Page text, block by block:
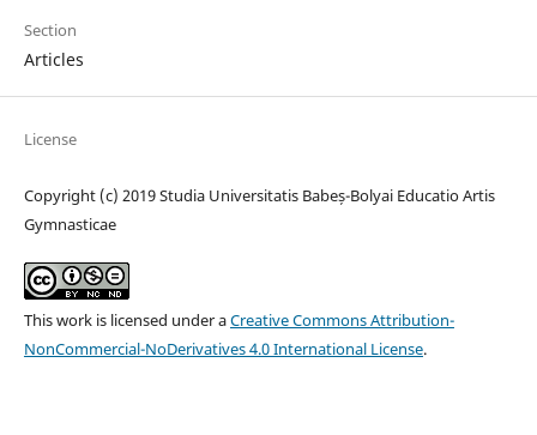
Section
Articles
License
Copyright (c) 2019 Studia Universitatis Babeș-Bolyai Educatio Artis
Gymnasticae
This work is licensed under aCreative Commons Attribution-
NonCommercial-NoDerivatives 4.0 International License.